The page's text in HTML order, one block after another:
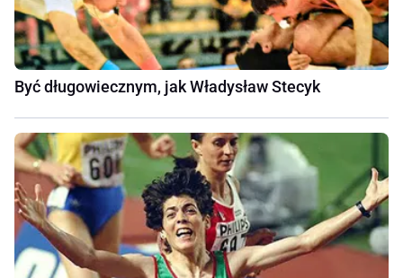
Być długowiecznym, jak Władysław Stecyk